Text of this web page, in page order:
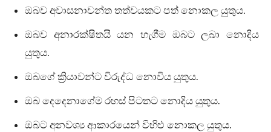
ඔබව අවාසනාවන්ත තත්වයකට පත් නොකල යුතුය.
ඔබව අනාරක්ෂිතයි යන හැගීම ඔබට ලබා නොදිය
යුතුය.
ඔබගේ ක්‍රියාවන්ට විරුද්ධ නොවිය යුතුය.
ඔබ දෙදෙනාගේම රහස් පිටතට නොදිය යුතුය.
ඔබට අනවශ්‍ය ආකාරයෙන් විහිළු නොකල යුතුය.